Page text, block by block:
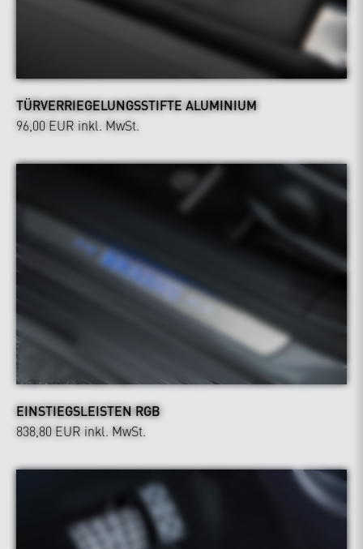
TÜRVERRIEGELUNGSSTIFTE ALUMINIUM
96,00 EUR inkl. MwSt.
EINSTIEGSLEISTEN RGB
838,80 EUR inkl. MwSt.